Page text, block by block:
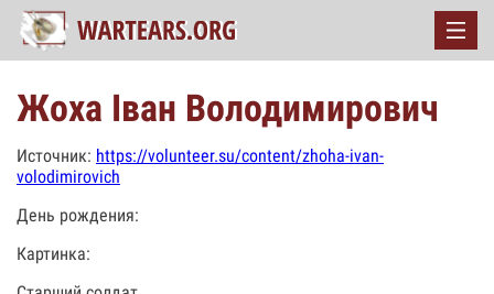
Жоха Іван Володимирович
Источник: https://volunteer.su/content/zhoha-ivan-
volodimirovich
День рождения:
Картинка: